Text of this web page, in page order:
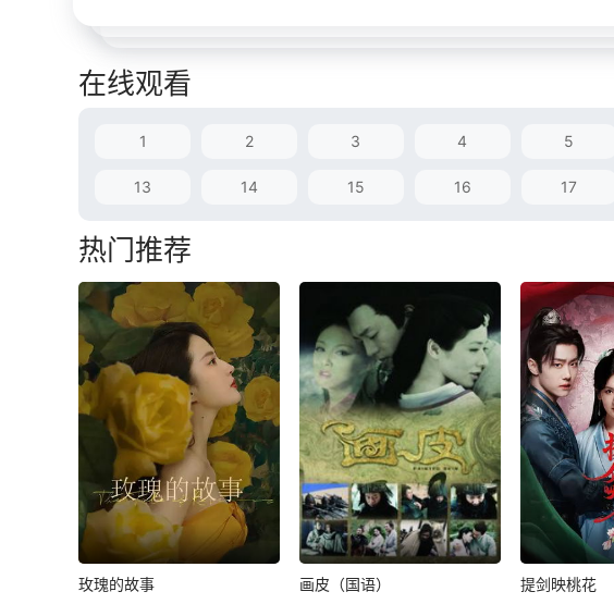
在线观看
1 2 3 4 5
13 14 15 16 17
热门推荐
玫瑰的故事
玫瑰的故事 画皮（国语）
画皮（国语） 提剑映桃花
提剑映桃花